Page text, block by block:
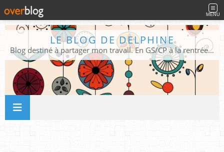
MENU
LE BLOG DE DELPHINE
Blog destiné à partager mon travail. En GS/CP à la rentrée 2026/2027 !